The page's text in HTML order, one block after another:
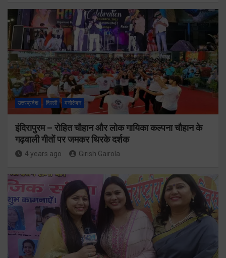
उत्तरप्रदेश दिल्ली मनोरंजन
इंदिरापुरम – रोहित चौहान और लोक गायिका कल्पना चौहान के
गढ़वाली गीतों पर जमकर थिरके दर्शक
4 years ago Girish Gairola